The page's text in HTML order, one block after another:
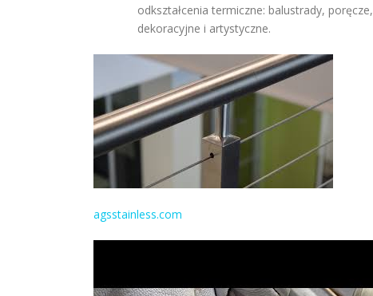
odkształcenia termiczne: balustrady, poręcze,
dekoracyjne i artystyczne.
agsstainless.com